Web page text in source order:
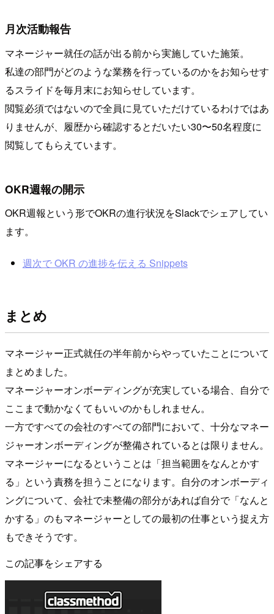
月次活動報告
マネージャー就任の話が出る前から実施していた施策。
私達の部門がどのような業務を行っているのかをお知らせす
るスライドを毎月末にお知らせしています。
閲覧必須ではないので全員に見ていただけているわけではあ
りませんが、履歴から確認するとだいたい30〜50名程度に
閲覧してもらえています。
OKR週報の開示
OKR週報という形でOKRの進行状況をSlackでシェアしてい
ます。
週次で OKR の進捗を伝える Snippets
まとめ
マネージャー正式就任の半年前からやっていたことについて
まとめました。
マネージャーオンボーディングが充実している場合、自分で
ここまで動かなくてもいいのかもしれません。
一方ですべての会社のすべての部門において、十分なマネー
ジャーオンボーディングが整備されているとは限りません。
マネージャーになるということは「担当範囲をなんとかす
る」という責務を担うことになります。自分のオンボーディ
ングについて、会社で未整備の部分があれば自分で「なんと
かする」のもマネージャーとしての最初の仕事という捉え方
もできそうです。
この記事をシェアする